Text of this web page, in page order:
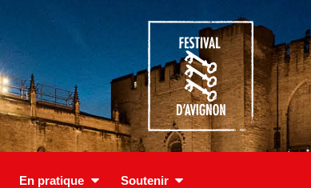
En pratique Soutenir